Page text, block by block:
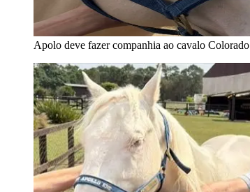
Apolo deve fazer companhia ao cavalo Colorado